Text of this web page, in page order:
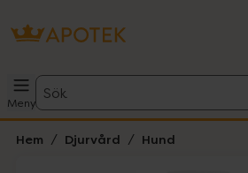
Meny
Sök
Hem Djurvård Hund